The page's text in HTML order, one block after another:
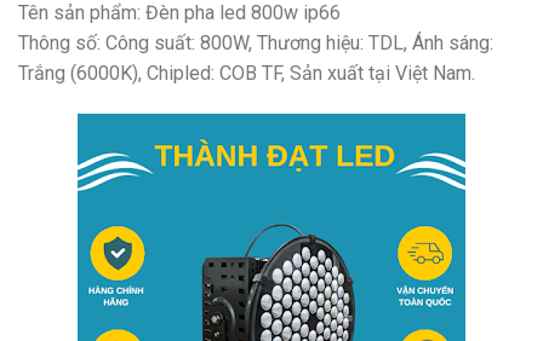
Tên sản phẩm: Đèn pha led 800w ip66
Thông số: Công suất: 800W, Thương hiệu: TDL, Ánh sáng:
Trắng (6000K), Chipled: COB TF, Sản xuất tại Việt Nam.